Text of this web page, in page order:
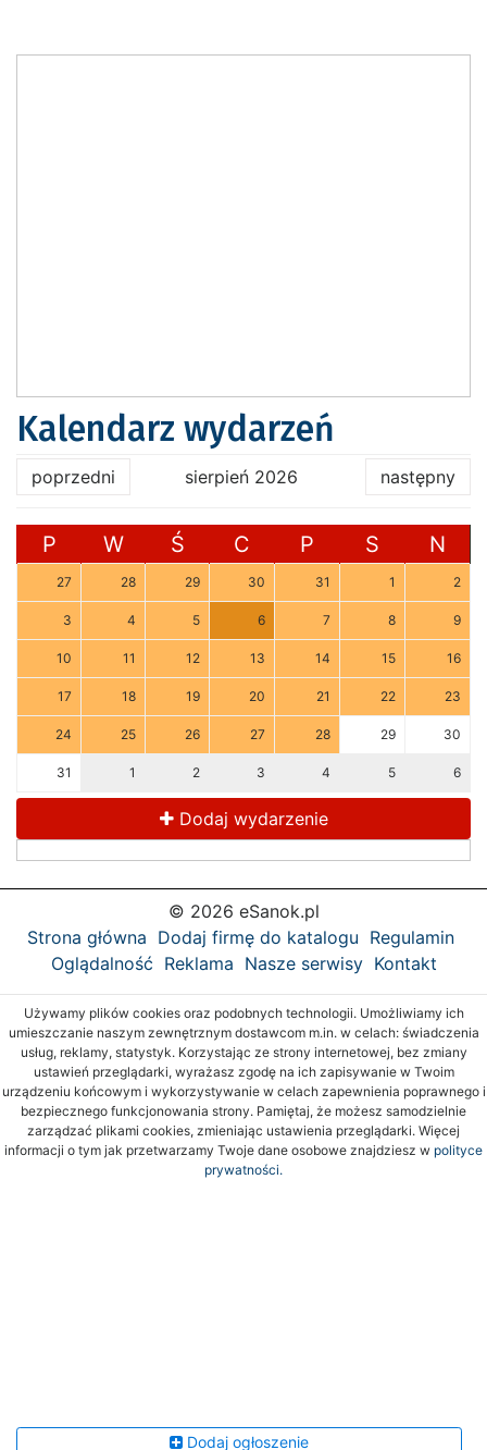
Kalendarz wydarzeń
poprzedni sierpień 2026 następny
P W Ś C P S N
27 28 29 30 31 1 2
3 4 5 6 7 8 9
10 11 12 13 14 15 16
17 18 19 20 21 22 23
24 25 26 27 28 29 30
31 1 2 3 4 5 6
Dodaj wydarzenie
© 2026 eSanok.pl
Strona główna Dodaj firmę do katalogu Regulamin
Oglądalność Reklama Nasze serwisy Kontakt
Używamy plików cookies oraz podobnych technologii. Umożliwiamy ich
umieszczanie naszym zewnętrznym dostawcom m.in. w celach: świadczenia
usług, reklamy, statystyk. Korzystając ze strony internetowej, bez zmiany
ustawień przeglądarki, wyrażasz zgodę na ich zapisywanie w Twoim
urządzeniu końcowym i wykorzystywanie w celach zapewnienia poprawnego i
bezpiecznego funkcjonowania strony. Pamiętaj, że możesz samodzielnie
zarządzać plikami cookies, zmieniając ustawienia przeglądarki. Więcej
informacji o tym jak przetwarzamy Twoje dane osobowe znajdziesz w polityce
prywatności.
Dodaj ogłoszenie